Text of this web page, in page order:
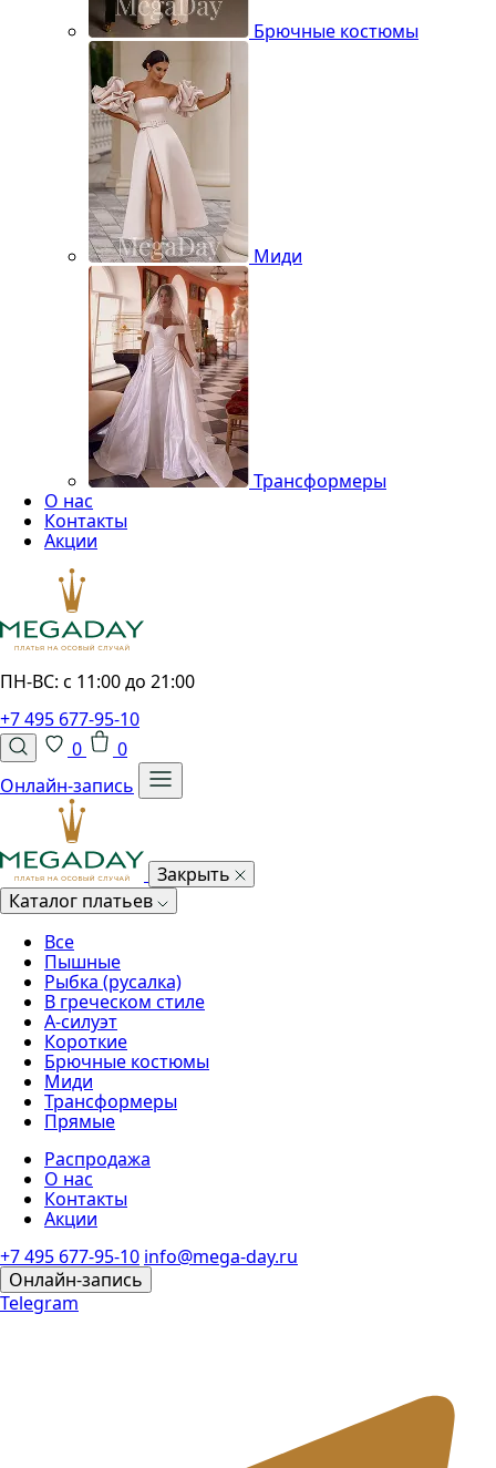
Брючные костюмы
Миди
Трансформеры
О нас
Контакты
Акции
ПН-ВС: с 11:00 до 21:00
+7 495 677-95-10
0
0
Онлайн-запись
Закрыть
Каталог платьев
Все
Пышные
Рыбка (русалка)
В греческом стиле
А-силуэт
Короткие
Брючные костюмы
Миди
Трансформеры
Прямые
Распродажа
О нас
Контакты
Акции
+7 495 677-95-10 info@mega-day.ru
Онлайн-запись
Telegram